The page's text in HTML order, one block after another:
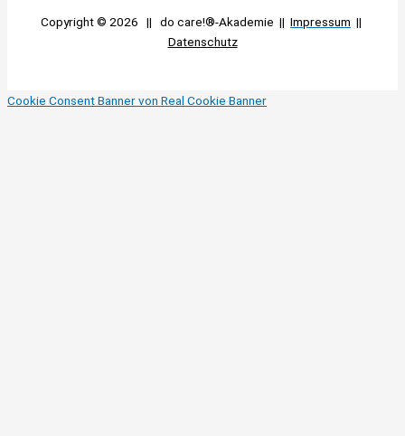
Copyright © 2026 || do care!®-Akademie || Impressum ||
Datenschutz
Cookie Consent Banner von Real Cookie Banner